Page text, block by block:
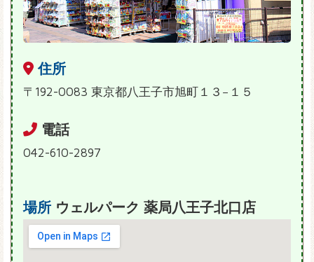
住所
〒192-0083 東京都八王子市旭町１３−１５
電話
042-610-2897
場所 ウェルパーク 薬局八王子北口店